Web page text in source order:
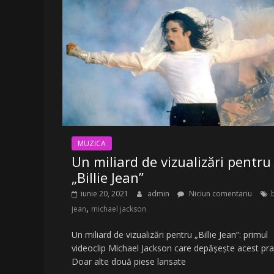
LA
Belea
Romania
www.radiobelea.ro
MUZICA
Un miliard de vizualizări pentru
„Billie Jean”
iunie 20, 2021 admin Niciun comentariu
jean, michael jackson
Un miliard de vizualizări pentru „Billie Jean”: primul
videoclip Michael Jackson care depăşeşte acest
Doar alte două piese lansate